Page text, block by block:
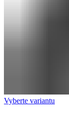
Vyberte variantu